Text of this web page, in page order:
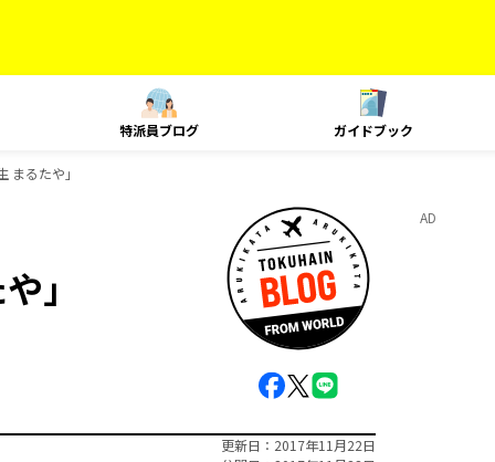
特派員ブログ ガイドブック
まるたや」
」
更新日
2017年11月22日
AD